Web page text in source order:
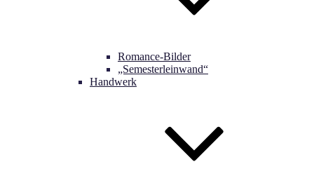
Romance-Bilder
„Semesterleinwand“
Handwerk